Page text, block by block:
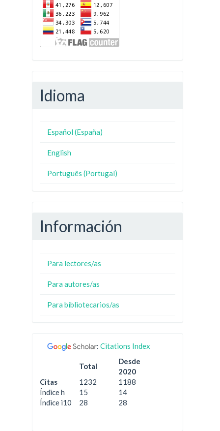
Idioma
Español (España)
English
Português (Portugal)
Información
Para lectores/as
Para autores/as
Para bibliotecarios/as
: Citations Index
Total
Desde
2020
Citas
1232
1188
Índice h
15
14
Índice i10
28 28